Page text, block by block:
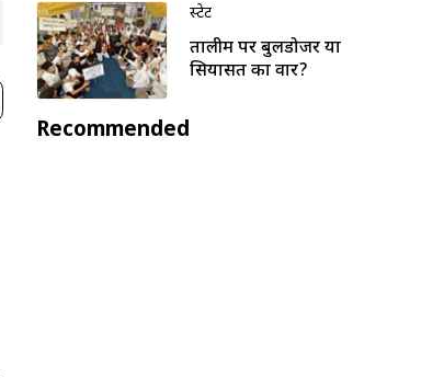
स्टेट
तालीम पर बुलडोजर या
सियासत का वार?
Recommended